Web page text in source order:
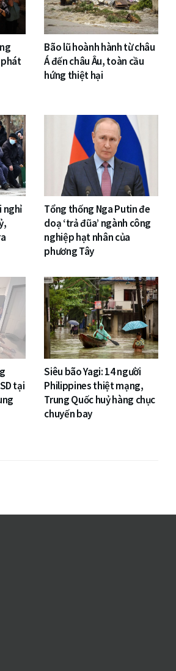
Bão lũ hoành hành từ châu
Á đến châu Âu, toàn cầu
hứng thiệt hại
nghỉ
Tổng thống Nga Putin đe
doạ ‘trả đũa’ ngành công
nghiệp hạt nhân của
phương Tây
tại
Siêu bão Yagi: 14 người
Philippines thiệt mạng,
Trung Quốc huỷ hàng chục
chuyến bay